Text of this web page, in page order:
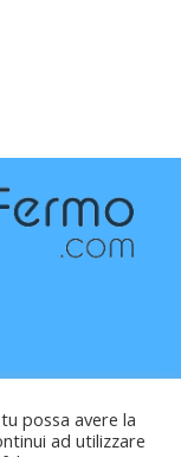
Pesaro (PU) -
possa avere la
ad utilizzare